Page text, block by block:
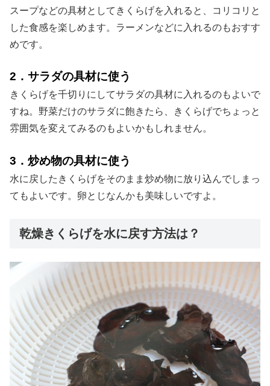
スープなどの具材としてきくらげを入れると、コリコリと
した食感を楽しめます。ラーメンなどに入れるのもおすす
めです。
2．サラダの具材に使う
きくらげを千切りにしてサラダの具材に入れるのもよいで
すね。野菜だけのサラダに飽きたら、きくらげでちょっと
雰囲気を変えてみるのもよいかもしれません。
3．炒め物の具材に使う
水に戻したきくらげをそのまま炒め物に放り込んでしまっ
てもよいです。卵とじなんかも美味しいですよ。
乾燥きくらげを水に戻す方法は？